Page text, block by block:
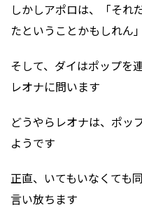
しかしアポロは、「それ
たということかもしれん
そして、ダイはポップを
レオナに問います
どうやらレオナは、ポッ
ようです
正直、いてもいなくても
言い放ちます